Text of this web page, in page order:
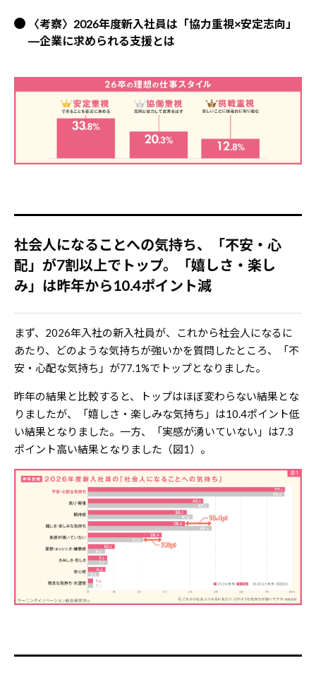
〈考察〉2026年度新入社員は「協力重視×安定志向」
―企業に求められる支援とは
社会人になることへの気持ち、「不安・心
配」が7割以上でトップ。「嬉しさ・楽し
み」は昨年から10.4ポイント減
まず、2026年入社の新入社員が、これから社会人になるに
あたり、どのような気持ちが強いかを質問したところ、「不
安・心配な気持ち」が77.1%でトップとなりました。
昨年の結果と比較すると、トップはほぼ変わらない結果とな
りましたが、「嬉しさ・楽しみな気持ち」は10.4ポイント低
い結果となりました。一方、「実感が湧いていない」は7.3
ポイント高い結果となりました（図1）。